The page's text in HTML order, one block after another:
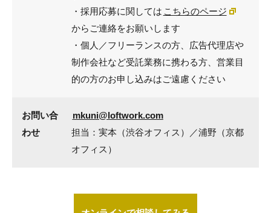
・採用応募に関しては こちらのページ
からご連絡をお願いします
・個人／フリーランスの方、広告代理店や
制作会社など受託業務に携わる方、営業目
的の方のお申し込みはご遠慮ください
お問い合
わせ
mkuni@loftwork.com
担当：実本（渋谷オフィス）／浦野（京都
オフィス）